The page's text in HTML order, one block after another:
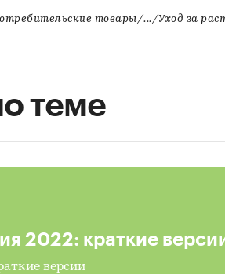
товары/.../Уход за
теме
2022: краткие
версии